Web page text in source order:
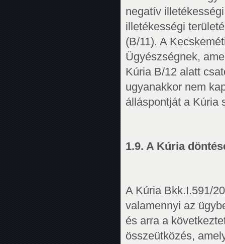
negatív
illetékességi
(B/11). A
Ügyészségnek,
Kúria B/12 alatt
ugyanakkor nem
álláspontját a Kúria
1.9. A Kúria
A Kúria Bkk.I.591/
valamennyi az
és arra a
összeütközés,